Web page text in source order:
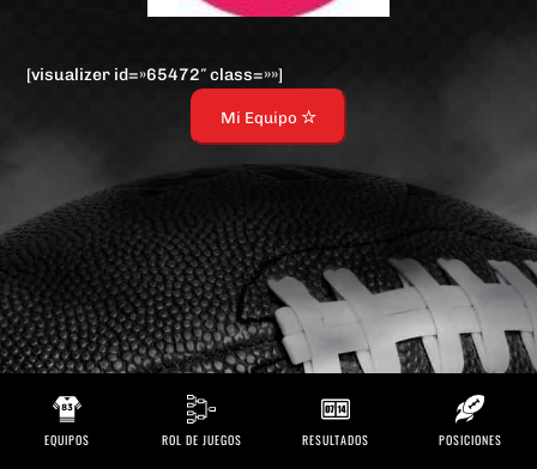
[visualizer id=»65472″ class=»»]
Mi Equipo
EQUIPOS ROL DE JUEGOS RESULTADOS POSICIONES